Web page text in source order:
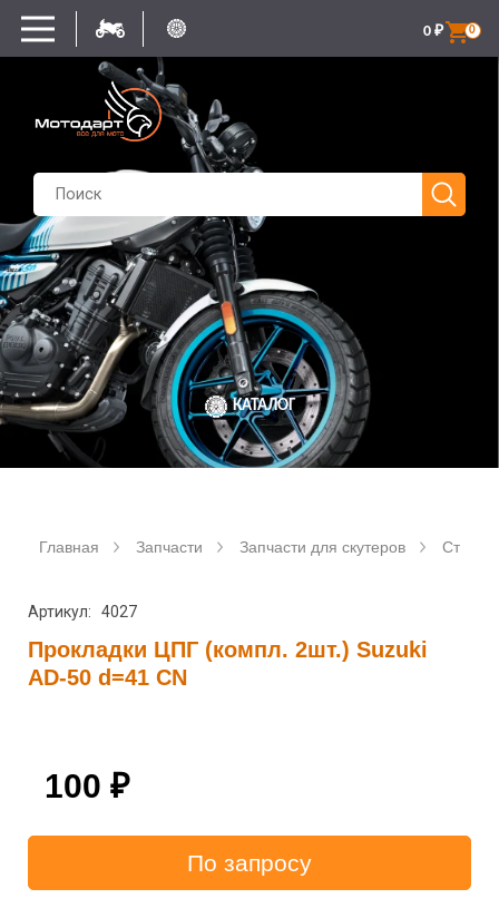
0
0 ₽
КАТАЛОГ
Главная Запчасти Запчасти для скутеров
Артикул: 4027
Прокладки ЦПГ (компл. 2шт.) Suzuki
AD-50 d=41 CN
100 ₽